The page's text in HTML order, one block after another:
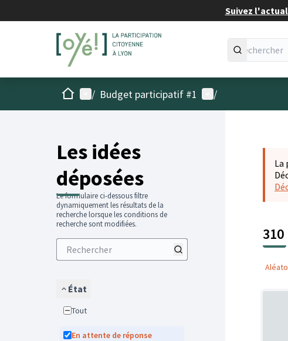
Suivez
AccueilMenu principal
/ Budget participatif #1 Menu utilisateur
/
Les idées
déposées
Le formulaire ci-dessous filtre
dynamiquement les résultats de la
recherche lorsque les conditions de
recherche sont modifiées.
État
Tout
En attente de réponse
La